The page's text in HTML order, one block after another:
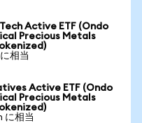
Active ETF (Ondo
Precious Metals
相当
Active ETF (Ondo
Precious Metals
に相当